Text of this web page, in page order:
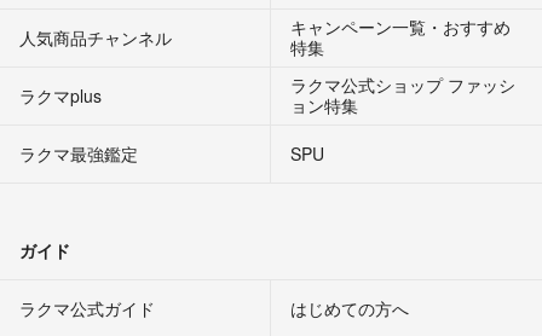
人気商品チャンネル
キャンペーン一覧・おすすめ
特集
ラクマplus
ラクマ公式ショップ ファッシ
ョン特集
ラクマ最強鑑定
SPU
ガイド
ラクマ公式ガイド はじめての方へ